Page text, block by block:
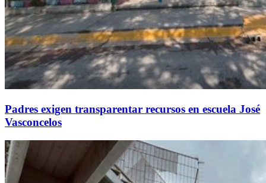
Padres exigen transparentar recursos en escuela José
Vasconcelos